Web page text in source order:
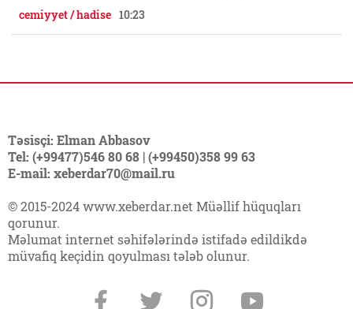
cemiyyet / hadise 10:23
Təsisçi: Elman Abbasov
Tel: (+99477)546 80 68 | (+99450)358 99 63
E-mail: xeberdar70@mail.ru
© 2015-2024 www.xeberdar.net Müəllif hüquqları
qorunur.
Məlumat internet səhifələrində istifadə edildikdə
müvafiq keçidin qoyulması tələb olunur.